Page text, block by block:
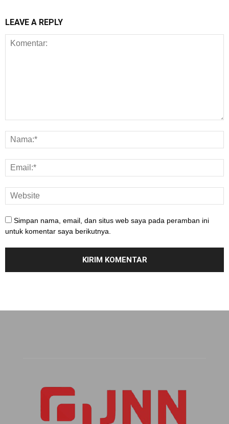
LEAVE A REPLY
Simpan nama, email, dan situs web saya pada peramban ini
untuk komentar saya berikutnya.